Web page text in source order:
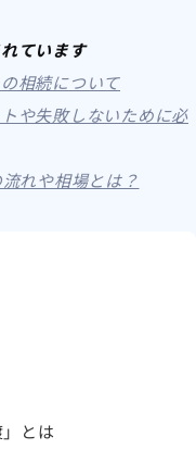
ています
相続について
や失敗しないために必
れや相場とは？
とは